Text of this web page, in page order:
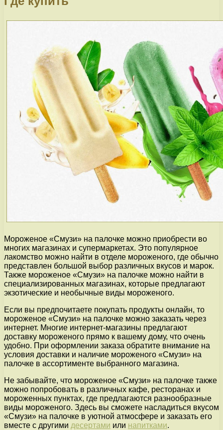
Мороженое «Смузи» на палочке можно приобрести во
многих магазинах и супермаркетах. Это популярное
лакомство можно найти в отделе мороженого, где обычно
представлен большой выбор различных вкусов и марок.
Также мороженое «Смузи» на палочке можно найти в
специализированных магазинах, которые предлагают
экзотические и необычные виды мороженого.
Если вы предпочитаете покупать продукты онлайн, то
мороженое «Смузи» на палочке можно заказать через
интернет. Многие интернет-магазины предлагают
доставку мороженого прямо к вашему дому, что очень
удобно. При оформлении заказа обратите внимание на
условия доставки и наличие мороженого «Смузи» на
палочке в ассортименте выбранного магазина.
Не забывайте, что мороженое «Смузи» на палочке также
можно попробовать в различных кафе, ресторанах и
мороженных пунктах, где предлагаются разнообразные
виды мороженого. Здесь вы сможете насладиться вкусом
«Смузи» на палочке в уютной атмосфере и заказать его
вместе с другими десертами или напитками.